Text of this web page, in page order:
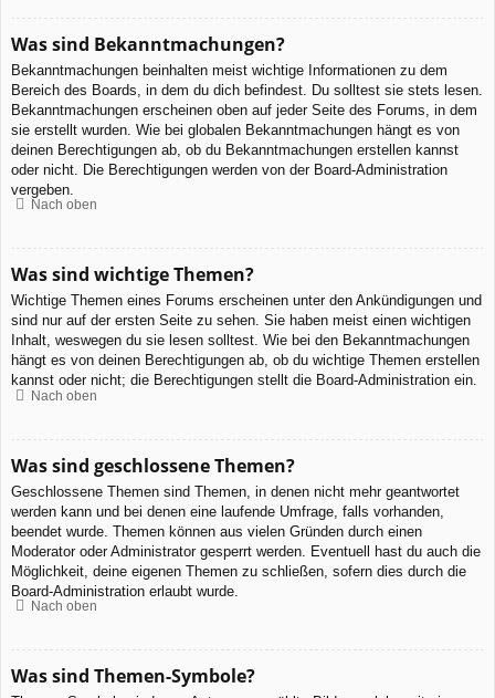
Was sind Bekanntmachungen?
Bekanntmachungen beinhalten meist wichtige Informationen zu dem
Bereich des Boards, in dem du dich befindest. Du solltest sie stets lesen.
Bekanntmachungen erscheinen oben auf jeder Seite des Forums, in dem
sie erstellt wurden. Wie bei globalen Bekanntmachungen hängt es von
deinen Berechtigungen ab, ob du Bekanntmachungen erstellen kannst
oder nicht. Die Berechtigungen werden von der Board-Administration
vergeben.
Nach oben
Was sind wichtige Themen?
Wichtige Themen eines Forums erscheinen unter den Ankündigungen und
sind nur auf der ersten Seite zu sehen. Sie haben meist einen wichtigen
Inhalt, weswegen du sie lesen solltest. Wie bei den Bekanntmachungen
hängt es von deinen Berechtigungen ab, ob du wichtige Themen erstellen
kannst oder nicht; die Berechtigungen stellt die Board-Administration ein.
Nach oben
Was sind geschlossene Themen?
Geschlossene Themen sind Themen, in denen nicht mehr geantwortet
werden kann und bei denen eine laufende Umfrage, falls vorhanden,
beendet wurde. Themen können aus vielen Gründen durch einen
Moderator oder Administrator gesperrt werden. Eventuell hast du auch die
Möglichkeit, deine eigenen Themen zu schließen, sofern dies durch die
Board-Administration erlaubt wurde.
Nach oben
Was sind Themen-Symbole?